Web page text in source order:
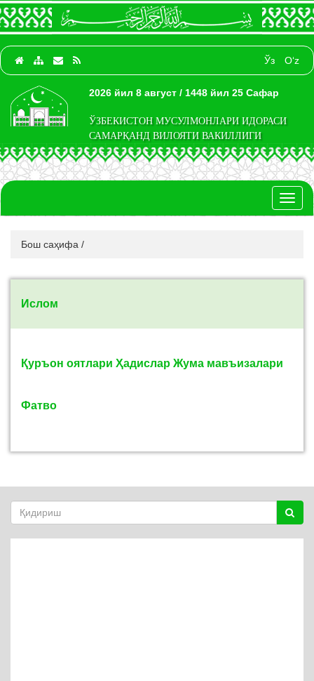
Ўз O‘z
2026 йил 8 август / 1448 йил 25 Сафар
ЎЗБЕКИСТОН МУСУЛМОНЛАРИ ИДОРАСИ
САМАРҚАНД ВИЛОЯТИ ВАКИЛЛИГИ
Бош саҳифа /
Ислом
Қуръон оятлари Ҳадислар Жума мавъизалари
Фатво